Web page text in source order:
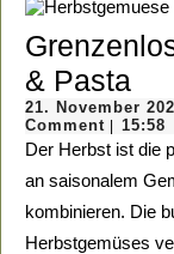
& Pasta
&
21. November
Comment
15:58
Der Herbst ist die perfekte Jahreszeit, um die köstliche Vielfalt
an saisonalem
kombinieren. Die
Herbstgemüses